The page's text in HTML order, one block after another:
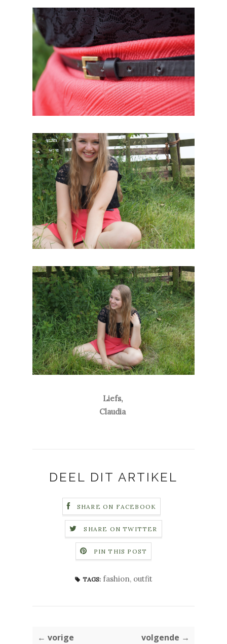
Liefs,
Claudia
DEEL DIT ARTIKEL
SHARE ON FACEBOOK
SHARE ON TWITTER
PIN THIS POST
TAGS: fashion, outfit
← vorige volgende →